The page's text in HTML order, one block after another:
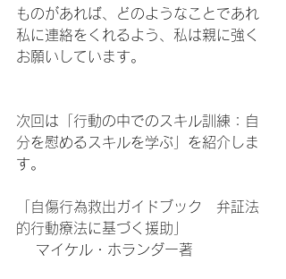
ものがあれば、どのようなことであれ
私に連絡をくれるよう、私は親に強く
お願いしています。
次回は「行動の中でのスキル訓練：自
分を慰めるスキルを学ぶ」を紹介しま
す。
「自傷行為救出ガイドブック　弁証法
的行動療法に基づく援助」
マイケル・ホランダー著